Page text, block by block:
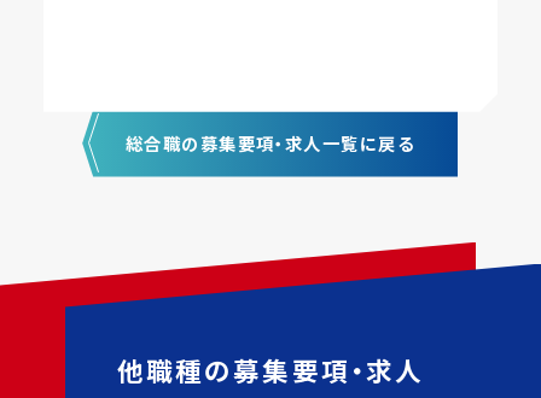
総合職の募集要項・求人一覧に戻る
他職種の募集要項・求人